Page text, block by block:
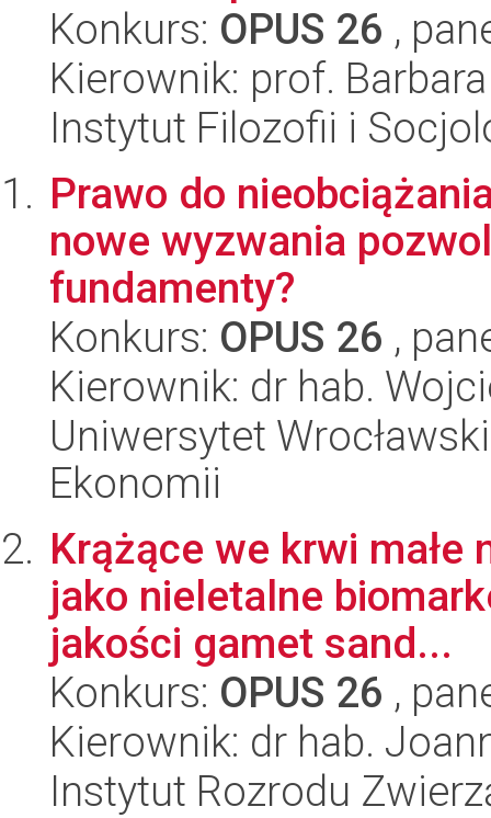
Konkurs: OPUS 26 ,
Kierownik: prof.
Instytut Filozofii i
Prawo do
nowe wyzwania
fundamenty?
Konkurs: OPUS 26 ,
Kierownik: dr hab.
Uniwersytet
Ekonomii
Krążące we krwi małe
jako nieletalne
jakości gamet sand...
Konkurs: OPUS 26 ,
Kierownik: dr hab.
Instytut Rozrodu